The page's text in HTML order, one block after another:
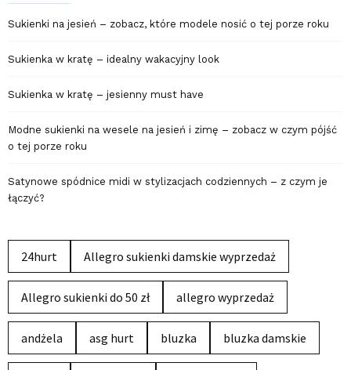
Sukienki na jesień – zobacz, które modele nosić o tej porze roku
Sukienka w kratę – idealny wakacyjny look
Sukienka w kratę – jesienny must have
Modne sukienki na wesele na jesień i zimę – zobacz w czym pójść
o tej porze roku
Satynowe spódnice midi w stylizacjach codziennych – z czym je
łączyć?
24hurt Allegro sukienki damskie wyprzedaż
Allegro sukienki do 50 zł allegro wyprzedaż
andżela asg hurt bluzka bluzka damskie